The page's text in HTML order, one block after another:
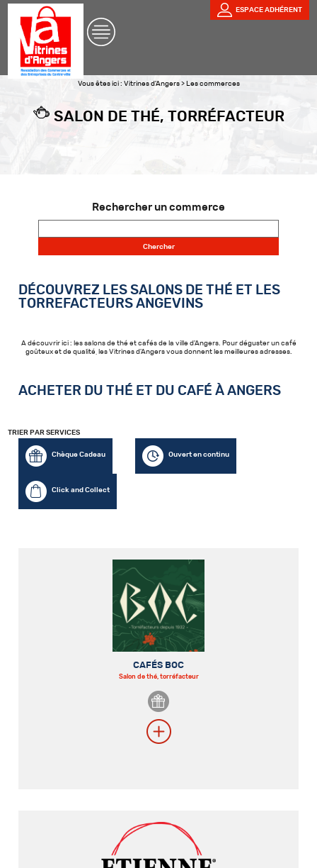
ESPACE ADHÉRENT
Vous êtes ici : Vitrines d'Angers > Les commerces
SALON DE THÉ, TORRÉFACTEUR
Rechercher un commerce
DÉCOUVREZ LES SALONS DE THÉ ET LES
TORREFACTEURS ANGEVINS
A découvrir ici : les salons de thé et cafés de la ville d'Angers. Pour déguster un café
goûteux et de qualité, les Vitrines d'Angers vous donnent les meilleures adresses.
ACHETER DU THÉ ET DU CAFÉ À ANGERS
TRIER PAR SERVICES
Chèque Cadeau Ouvert en continu
Click and Collect
CAFÉS BOC
Salon de thé, torréfacteur